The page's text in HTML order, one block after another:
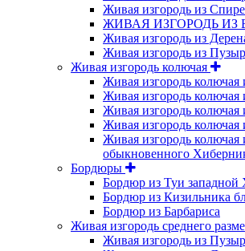
Живая изгородь из
ЖИВАЯ ИЗГОРОДЬ
Живая изгородь из
Живая изгородь из
Живая изгородь колючая
Живая изгородь колючая
Живая изгородь
Живая изгородь колючая
Живая изгородь колючая
Живая изгородь
обыкновенного
Бордюры
Бордюр из Туи западной
Бордюр из Кизильника
Бордюр из Барбариса
Живая изгородь среднего
Живая изгородь из